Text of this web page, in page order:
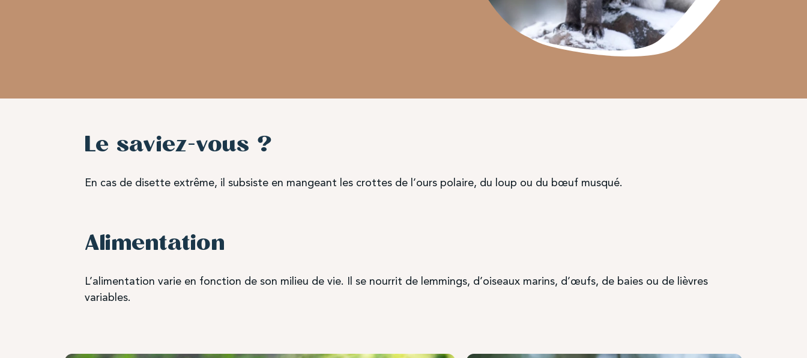
Le saviez-vous ?
En cas de disette extrême, il subsiste en mangeant les crottes de l’ours polaire, du loup ou du bœuf musqué.
Alimentation
L’alimentation varie en fonction de son milieu de vie. Il se nourrit de lemmings, d’oiseaux marins, d’œufs, de baies ou de lièvres
variables.